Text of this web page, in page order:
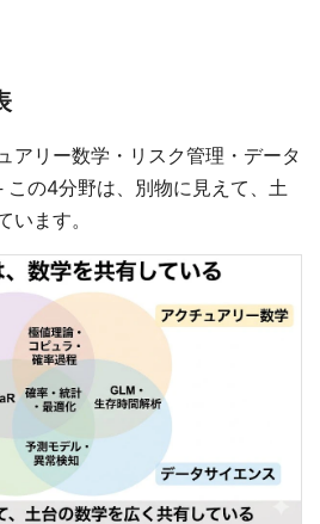
アリー数学・リスク管理・データ
の4分野は、別物に見えて、土
います。